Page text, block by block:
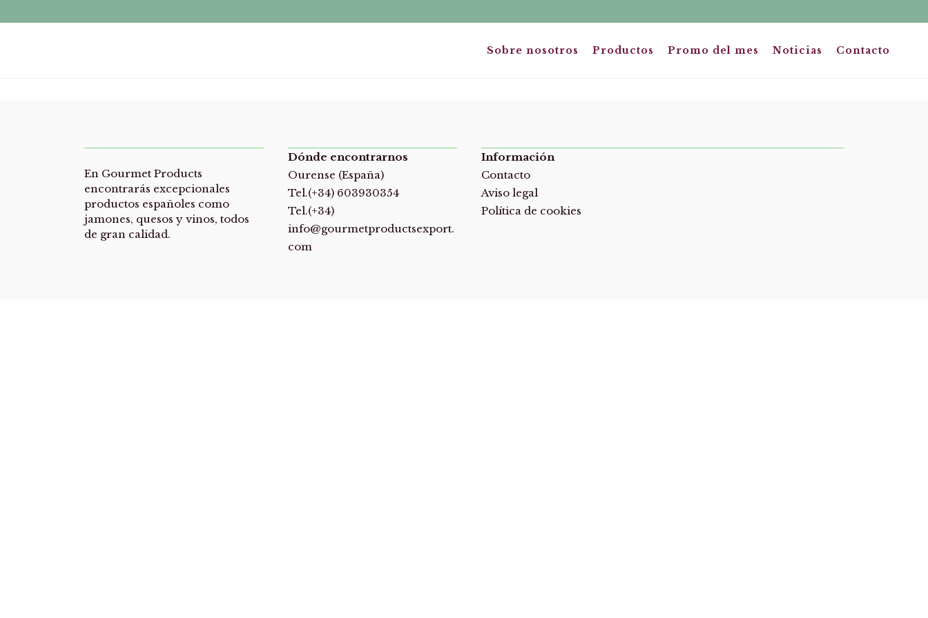
Sobre nosotros Productos Promo del mes Noticias Contacto
En Gourmet Products
encontrarás excepcionales
productos españoles como
jamones, quesos y vinos, todos
de gran calidad.
Dónde encontrarnos
Ourense (España)
Tel.(+34) 603930354
Tel.(+34)
info@gourmetproductsexport.
com
Información
Contacto
Aviso legal
Política de cookies